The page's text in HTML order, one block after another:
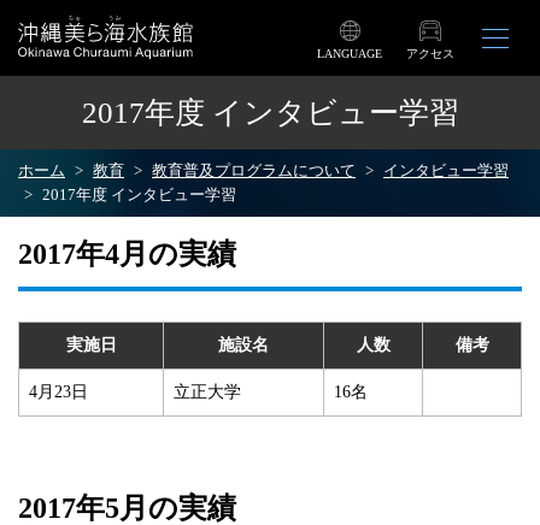
LANGUAGE アクセス
2017年度 インタビュー学習
ホーム 教育 教育普及プログラムについて
インタビュー学習
2017年度 インタビュー学習
2017年4月の実績
実施日 施設名 人数 備考
4月23日 立正大学 16名
2017年5月の実績